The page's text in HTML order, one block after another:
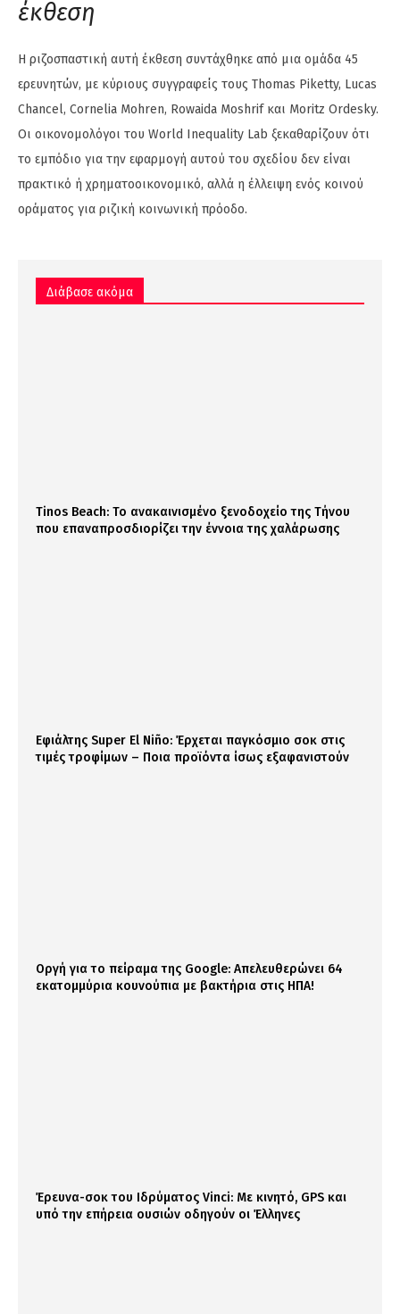
έκθεση
Η ριζοσπαστική αυτή έκθεση συντάχθηκε από μια ομάδα 45
ερευνητών, με κύριους συγγραφείς τους Thomas Piketty, Lucas
Chancel, Cornelia Mohren, Rowaida Moshrif και Moritz Ordesky.
Οι οικονομολόγοι του World Inequality Lab ξεκαθαρίζουν ότι
το εμπόδιο για την εφαρμογή αυτού του σχεδίου δεν είναι
πρακτικό ή χρηματοοικονομικό, αλλά η έλλειψη ενός κοινού
οράματος για ριζική κοινωνική πρόοδο.
Διάβασε ακόμα
Tinos Beach: Το ανακαινισμένο ξενοδοχείο της Τήνου
που επαναπροσδιορίζει την έννοια της χαλάρωσης
Εφιάλτης Super El Niño: Έρχεται παγκόσμιο σοκ στις
τιμές τροφίμων – Ποια προϊόντα ίσως εξαφανιστούν
Οργή για το πείραμα της Google: Απελευθερώνει 64
εκατομμύρια κουνούπια με βακτήρια στις ΗΠΑ!
Έρευνα-σοκ του Ιδρύματος Vinci: Με κινητό, GPS και
υπό την επήρεια ουσιών οδηγούν οι Έλληνες